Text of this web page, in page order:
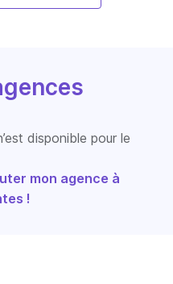
disponible pour le
mon agence à
!